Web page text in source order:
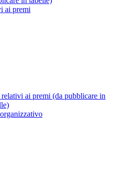
ai premi
ai premi (da pubblicare in